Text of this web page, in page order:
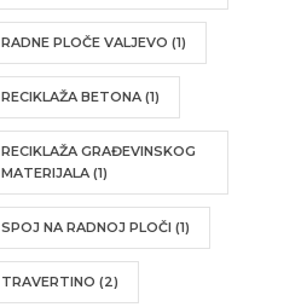
RADNE PLOČE VALJEVO (1)
RECIKLAŽA BETONA (1)
RECIKLAŽA GRAĐEVINSKOG
MATERIJALA (1)
SPOJ NA RADNOJ PLOČI (1)
TRAVERTINO (2)